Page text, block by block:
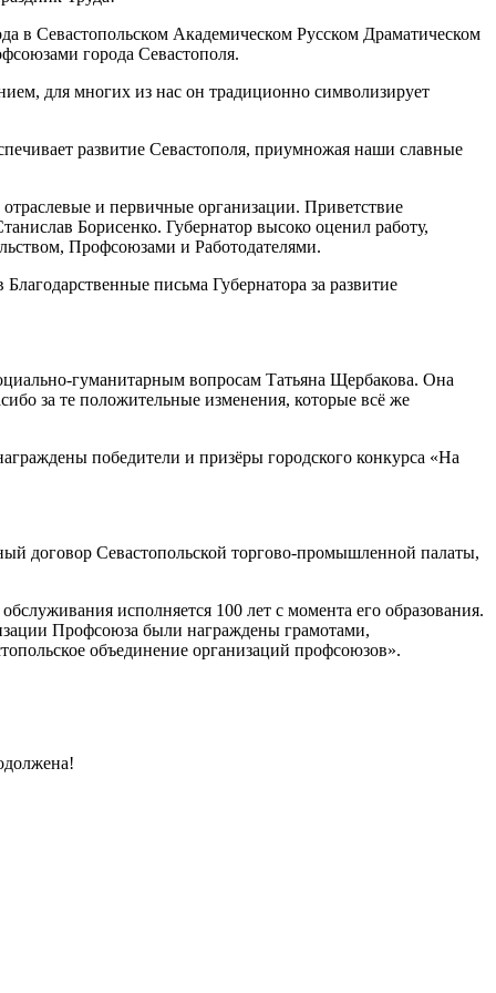
в Севастопольском Академическом Русском Драматическом
города Севастополя.
для многих из нас он традиционно символизирует
развитие Севастополя, приумножая наши славные
и первичные организации. Приветствие
Борисенко. Губернатор высоко оценил работу,
Профсоюзами и Работодателями.
письма Губернатора за развитие
гуманитарным вопросам Татьяна Щербакова. Она
за те положительные изменения, которые всё же
победители и призёры городского конкурса «На
договор Севастопольской торгово-промышленной палаты,
исполняется 100 лет с момента его образования.
Профсоюза были награждены грамотами,
объединение организаций профсоюзов».